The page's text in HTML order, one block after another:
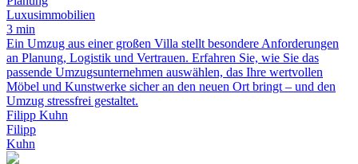
Luxusimmobilien
3 min
Ein Umzug aus einer großen Villa stellt besondere Anforderungen
an Planung, Logistik und Vertrauen. Erfahren Sie, wie Sie das
passende Umzugsunternehmen auswählen, das Ihre wertvollen
Möbel und Kunstwerke sicher an den neuen Ort bringt – und den
Umzug stressfrei gestaltet.
Filipp Kuhn
Filipp
Kuhn